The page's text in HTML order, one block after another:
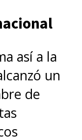
así a la
un
de